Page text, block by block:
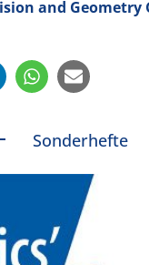
and Geometry
Sonderhefte